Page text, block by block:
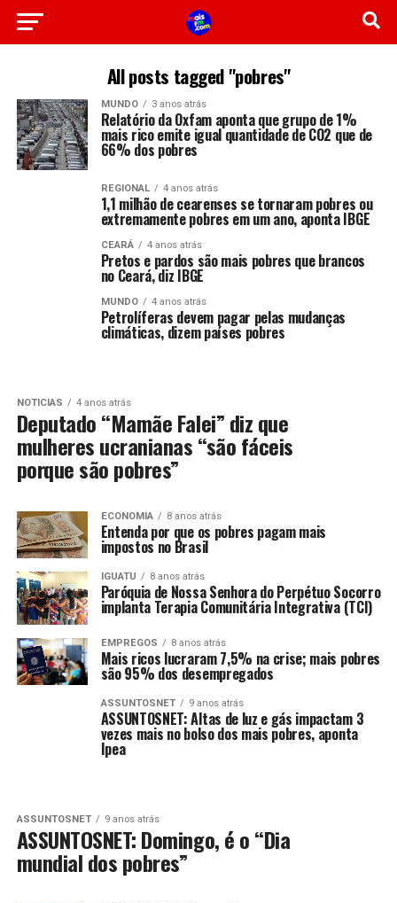
All posts tagged "pobres"
MUNDO 3 anos atrás
Relatório da Oxfam aponta que grupo de 1%
mais rico emite igual quantidade de CO2 que de
66% dos pobres
REGIONAL 4 anos atrás
1,1 milhão de cearenses se tornaram pobres ou
extremamente pobres em um ano, aponta IBGE
CEARÁ 4 anos atrás
Pretos e pardos são mais pobres que brancos
no Ceará, diz IBGE
MUNDO 4 anos atrás
Petrolíferas devem pagar pelas mudanças
climáticas, dizem países pobres
NOTICIAS 4 anos atrás
Deputado “Mamãe Falei” diz que
mulheres ucranianas “são fáceis
porque são pobres”
ECONOMIA 8 anos atrás
Entenda por que os pobres pagam mais
impostos no Brasil
IGUATU 8 anos atrás
Paróquia de Nossa Senhora do Perpétuo Socorro
implanta Terapia Comunitária Integrativa (TCI)
EMPREGOS 8 anos atrás
Mais ricos lucraram 7,5% na crise; mais pobres
são 95% dos desempregados
ASSUNTOSNET 9 anos atrás
ASSUNTOSNET: Altas de luz e gás impactam 3
vezes mais no bolso dos mais pobres, aponta
Ipea
ASSUNTOSNET 9 anos atrás
ASSUNTOSNET: Domingo, é o “Dia
mundial dos pobres”